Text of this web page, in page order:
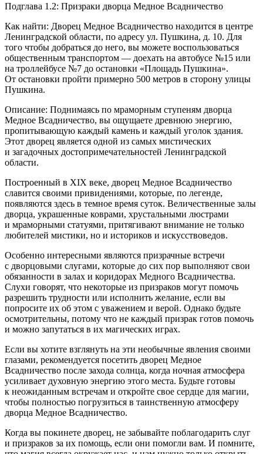
Подглава 1.2: Призраки дворца Медное Всадничество
Как найти: Дворец Медное Всадничество находится в центре
Ленинградской области, по адресу ул. Пушкина, д. 10. Для
того чтобы добраться до него, вы можете воспользоваться
общественным транспортом — доехать на автобусе №15 или
на троллейбусе №7 до остановки «Площадь Пушкина».
От остановки пройти примерно 500 метров в сторону улицы
Пушкина.
Описание: Поднимаясь по мраморным ступеням дворца
Медное Всадничество, вы ощущаете древнюю энергию,
пропитывающую каждый камень и каждый уголок здания.
Этот дворец является одной из самых мистических
и загадочных достопримечательностей Ленинградской
области.
Построенный в XIX веке, дворец Медное Всадничество
славится своими привидениями, которые, по легенде,
появляются здесь в темное время суток. Величественные залы
дворца, украшенные коврами, хрустальными люстрами
и мраморными статуями, притягивают внимание не только
любителей мистики, но и историков и искусствоведов.
Особенно интересными являются призрачные встречи
с дворцовыми слугами, которые до сих пор выполняют свои
обязанности в залах и коридорах Медного Всадничества.
Слухи говорят, что некоторые из призраков могут помочь
разрешить трудности или исполнить желание, если вы
попросите их об этом с уважением и верой. Однако будьте
осмотрительны, потому что не каждый призрак готов помочь
и можно запутаться в их магических играх.
Если вы хотите взглянуть на эти необычные явления своими
глазами, рекомендуется посетить дворец Медное
Всадничество после захода солнца, когда ночная атмосфера
усиливает духовную энергию этого места. Будьте готовы
к неожиданным встречам и откройте свое сердце для магии,
чтобы полностью погрузиться в таинственную атмосферу
дворца Медное Всадничество.
Когда вы покинете дворец, не забывайте поблагодарить слуг
и призраков за их помощь, если они помогли вам. И помните,